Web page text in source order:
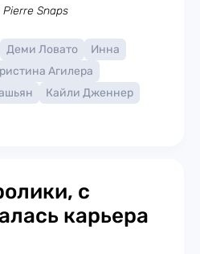
Snaps
Деми Ловато
Инна
Агилера
Кайли Дженнер
с
карьера